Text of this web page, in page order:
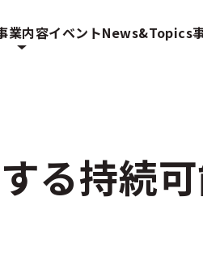
業内容イベントNews&Topics
る持続